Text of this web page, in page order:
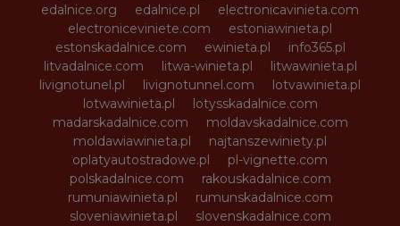
edalnice.org
edalnice.pl
electronicavinieta.com
electroniceviniete.com
estoniawinieta.pl
estonskadalnice.com
ewinieta.pl
info365.pl
litvadalnice.com
litwa-winieta.pl
litwawinieta.pl
livignotunel.pl
livignotunnel.com
lotvawinieta.pl
lotwawinieta.pl
lotysskadalnice.com
madarskadalnice.com
moldavskadalnice.com
moldawiawinieta.pl
najtanszewiniety.pl
oplatyautostradowe.pl
pl-vignette.com
polskadalnice.com
rakouskadalnice.com
rumuniawinieta.pl
rumunskadalnice.com
sloveniawinieta.pl
slovenskadalnice.com